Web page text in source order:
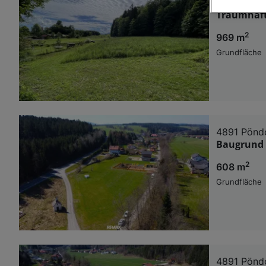
969 m2
Grundfläche
4891
Baugrund
608 m2
Grundfläche
4891
Wir und